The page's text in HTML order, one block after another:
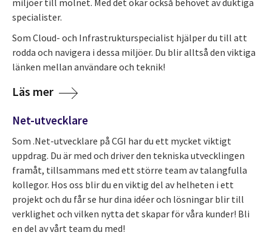
miljöer till molnet. Med det ökar också behovet av duktiga
specialister.
Som Cloud- och Infrastruktur­specialist hjälper du till att
rodda och navigera i dessa miljöer. Du blir alltså den viktiga
länken mellan användare och teknik!
Läs mer
Net-utvecklare
Som .Net-utvecklare på CGI har du ett mycket viktigt
uppdrag. Du är med och driver den tekniska utvecklingen
framåt, tillsammans med ett större team av talangfulla
kollegor. Hos oss blir du en viktig del av helheten i ett
projekt och du får se hur dina idéer och lösningar blir till
verklighet och vilken nytta det skapar för våra kunder! Bli
en del av vårt team du med!